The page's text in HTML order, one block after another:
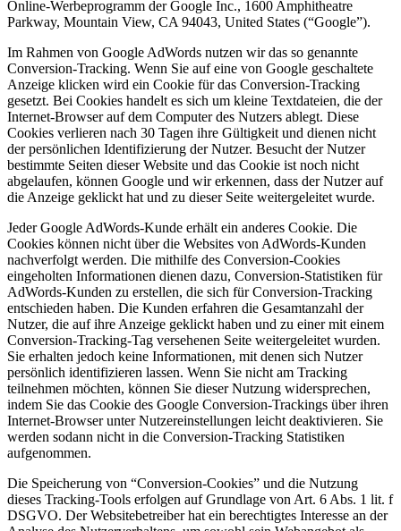
Online-Werbeprogramm der Google Inc., 1600 Amphitheatre
Parkway, Mountain View, CA 94043, United States (“Google”).
Im Rahmen von Google AdWords nutzen wir das so genannte
Conversion-Tracking. Wenn Sie auf eine von Google geschaltete
Anzeige klicken wird ein Cookie für das Conversion-Tracking
gesetzt. Bei Cookies handelt es sich um kleine Textdateien, die der
Internet-Browser auf dem Computer des Nutzers ablegt. Diese
Cookies verlieren nach 30 Tagen ihre Gültigkeit und dienen nicht
der persönlichen Identifizierung der Nutzer. Besucht der Nutzer
bestimmte Seiten dieser Website und das Cookie ist noch nicht
abgelaufen, können Google und wir erkennen, dass der Nutzer auf
die Anzeige geklickt hat und zu dieser Seite weitergeleitet wurde.
Jeder Google AdWords-Kunde erhält ein anderes Cookie. Die
Cookies können nicht über die Websites von AdWords-Kunden
nachverfolgt werden. Die mithilfe des Conversion-Cookies
eingeholten Informationen dienen dazu, Conversion-Statistiken für
AdWords-Kunden zu erstellen, die sich für Conversion-Tracking
entschieden haben. Die Kunden erfahren die Gesamtanzahl der
Nutzer, die auf ihre Anzeige geklickt haben und zu einer mit einem
Conversion-Tracking-Tag versehenen Seite weitergeleitet wurden.
Sie erhalten jedoch keine Informationen, mit denen sich Nutzer
persönlich identifizieren lassen. Wenn Sie nicht am Tracking
teilnehmen möchten, können Sie dieser Nutzung widersprechen,
indem Sie das Cookie des Google Conversion-Trackings über ihren
Internet-Browser unter Nutzereinstellungen leicht deaktivieren. Sie
werden sodann nicht in die Conversion-Tracking Statistiken
aufgenommen.
Die Speicherung von “Conversion-Cookies” und die Nutzung
dieses Tracking-Tools erfolgen auf Grundlage von Art. 6 Abs. 1 lit. f
DSGVO. Der Websitebetreiber hat ein berechtigtes Interesse an der